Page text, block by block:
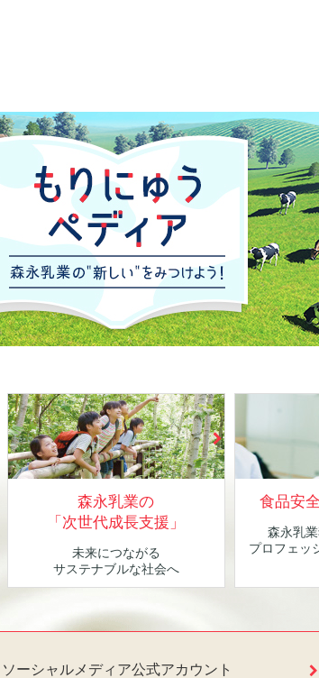
森永乳業の
「次世代成長支援」
未来につながる
サステナブルな社会へ
食品安
森永乳
プロフェッ
ソーシャルメディア公式アカウント